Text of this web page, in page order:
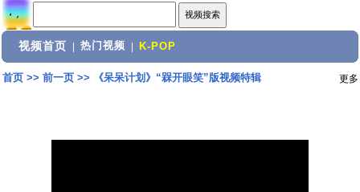
视频首页 热门视频 K-POP
首页>> 前一页>> 《呆呆计划》“槑开眼笑”版视频特辑 更多